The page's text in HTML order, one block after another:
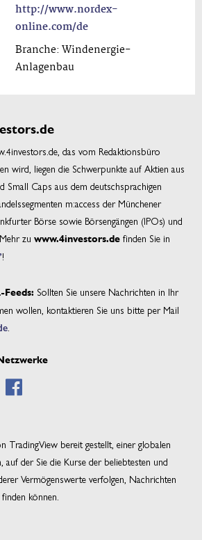
http://www.nordex-
online.com/de
Branche: Windenergie-
Anlagenbau
das vom Redaktionsbüro
wird, liegen die Schwerpunkte auf Aktien aus
Small Caps aus dem deutschsprachigen
m:access der Münchener
Börse sowie Börsengängen (IPOs) und
zu www.4investors.de finden Sie in
!
Feeds: Sollten Sie unsere Nachrichten in Ihr
wollen, kontaktieren Sie uns bitte per Mail
TradingView bereit gestellt, einer globalen
auf der Sie die Kurse der beliebtesten und
Vermögenswerte verfolgen, Nachrichten
können.